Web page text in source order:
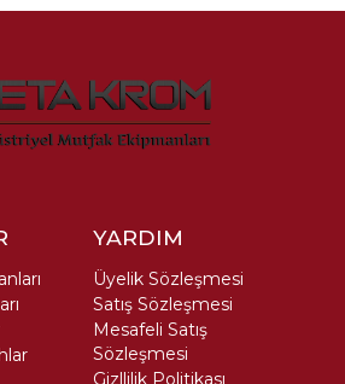
YARDIM
Üyelik Sözleşmesi
Satış Sözleşmesi
Mesafeli Satış
Sözleşmesi
Gizllilik Politikası